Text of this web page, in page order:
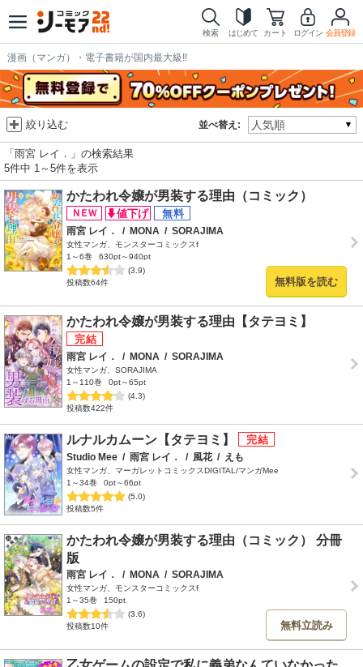
検索 はじめて カート ログイン 会員登録
漫画（マンガ）・電子書籍が国内最大級!!
並べ替え:
絞り込む
「雨宮 レイ．」の検索結果
5件中 1～5件を表示
かたわれ令嬢が男装する理由（コミック）
雨宮 レイ． / MONA / SORAJIMA
女性マンガ、モンスターコミックスf
1～6巻
630pt～940pt
(3.9)
投稿数64件
無料版を読む
かたわれ令嬢が男装する理由【タテヨミ】
雨宮 レイ． / MONA / SORAJIMA
女性マンガ、SORAJIMA
1～110巻
0pt～65pt
(4.3)
投稿数422件
ルナルカムーン【タテヨミ】
Studio Mee / 雨宮 レイ． / 風花 / えも
女性マンガ、マーガレットコミックスDIGITAL/マンガMee
1～34巻
0pt～66pt
(5.0)
投稿数5件
かたわれ令嬢が男装する理由（コミック） 分冊
版
雨宮 レイ． / MONA / SORAJIMA
女性マンガ、モンスターコミックスf
1～35巻
150pt
(3.6)
投稿数10件
無料立読み